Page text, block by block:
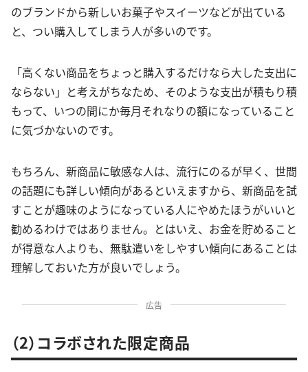
のブランドから新しいお菓子やスイーツなどが出ている
と、つい購入してしまう人が多いのです。
「高くない商品をちょっと購入するだけなら大した支出に
ならない」と考えがちなため、そのような支出が積もり積
もって、いつの間にか毎月それなりの額になっていること
に気づかないのです。
もちろん、新商品に敏感な人は、流行にのるが早く、世間
の話題にも詳しい傾向があるといえますから、新商品を試
すことが趣味のようになっている人にやめたほうがいいと
勧めるわけではありません。とはいえ、お金を貯めること
が得意な人よりも、無駄遣いをしやすい傾向にあることは
理解しておいた方が良いでしょう。
広告
（2）コラボされた限定商品